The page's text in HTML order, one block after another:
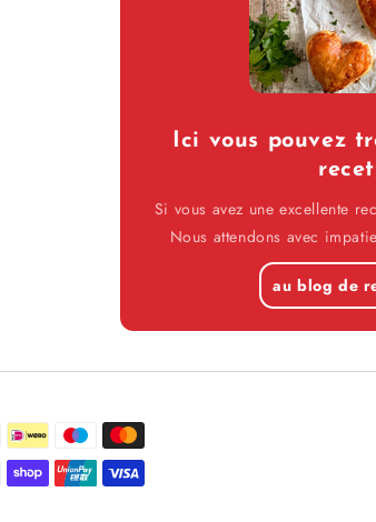
Ici vous pouvez
Si vous avez une excellente
Nous attendons avec
au blog de